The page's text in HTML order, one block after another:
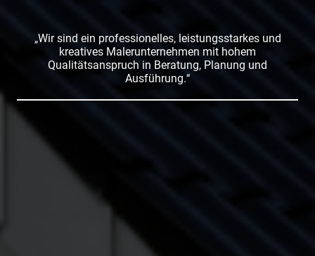
„Wir sind ein professionelles, leistungsstarkes und
kreatives Malerunternehmen mit hohem
Qualitätsanspruch in Beratung, Planung und
Ausführung.“